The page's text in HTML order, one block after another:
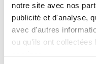
notre site avec nos
publicité et d'analyse,
avec d'autres
ou qu'ils ont collectées
Entretien